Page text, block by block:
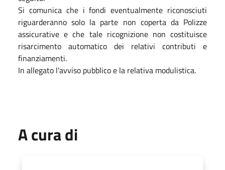
Si comunica che i fondi eventualmente riconosciuti
riguarderanno solo la parte non coperta da Polizze
assicurative e che tale ricognizione non costituisce
risarcimento automatico dei relativi contributi e
finanziamenti.
In allegato l'avviso pubblico e la relativa modulistica.
A cura di